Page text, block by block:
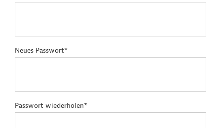
Neues Passwort*
Passwort wiederholen*